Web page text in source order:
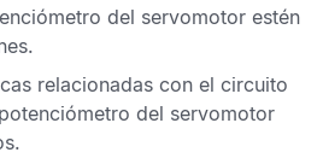
del servomotor estén
relacionadas con el circuito
del servomotor